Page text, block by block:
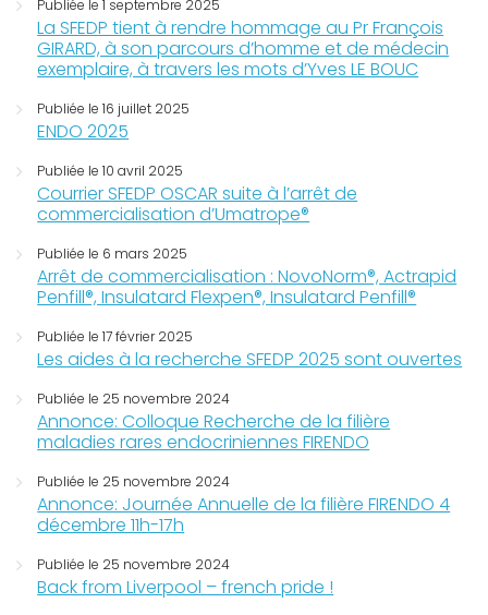
Publiée le 1 septembre 2025
La SFEDP tient à rendre hommage au Pr François
GIRARD, à son parcours d’homme et de médecin
exemplaire, à travers les mots d’Yves LE BOUC
Publiée le 16 juillet 2025
ENDO 2025
Publiée le 10 avril 2025
Courrier SFEDP OSCAR suite à l’arrêt de
commercialisation d’Umatrope®
Publiée le 6 mars 2025
Arrêt de commercialisation : NovoNorm®, Actrapid
Penfill®, Insulatard Flexpen®, Insulatard Penfill®
Publiée le 17 février 2025
Les aides à la recherche SFEDP 2025 sont ouvertes
Publiée le 25 novembre 2024
Annonce: Colloque Recherche de la filière
maladies rares endocriniennes FIRENDO
Publiée le 25 novembre 2024
Annonce: Journée Annuelle de la filière FIRENDO 4
décembre 11h-17h
Publiée le 25 novembre 2024
Back from Liverpool – french pride !